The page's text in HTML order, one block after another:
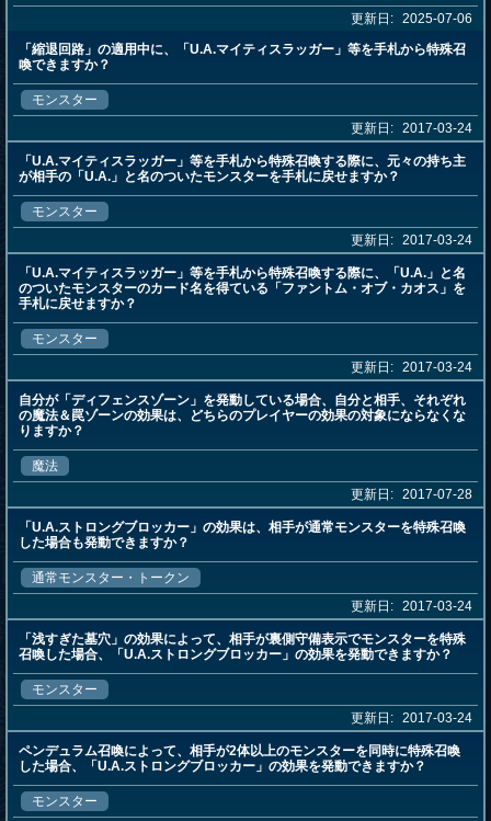
更新日: 2025-07-06
「縮退回路」の適用中に、「U.A.マイティスラッガー」等を手札から特殊召
喚できますか？
モンスター
更新日: 2017-03-24
「U.A.マイティスラッガー」等を手札から特殊召喚する際に、元々の持ち主
が相手の「U.A.」と名のついたモンスターを手札に戻せますか？
モンスター
更新日: 2017-03-24
「U.A.マイティスラッガー」等を手札から特殊召喚する際に、「U.A.」と名
のついたモンスターのカード名を得ている「ファントム・オブ・カオス」を
手札に戻せますか？
モンスター
更新日: 2017-03-24
自分が「ディフェンスゾーン」を発動している場合、自分と相手、それぞれ
の魔法＆罠ゾーンの効果は、どちらのプレイヤーの効果の対象にならなくな
りますか？
魔法
更新日: 2017-07-28
「U.A.ストロングブロッカー」の効果は、相手が通常モンスターを特殊召喚
した場合も発動できますか？
通常モンスター・トークン
更新日: 2017-03-24
「浅すぎた墓穴」の効果によって、相手が裏側守備表示でモンスターを特殊
召喚した場合、「U.A.ストロングブロッカー」の効果を発動できますか？
モンスター
更新日: 2017-03-24
ペンデュラム召喚によって、相手が2体以上のモンスターを同時に特殊召喚
した場合、「U.A.ストロングブロッカー」の効果を発動できますか？
モンスター